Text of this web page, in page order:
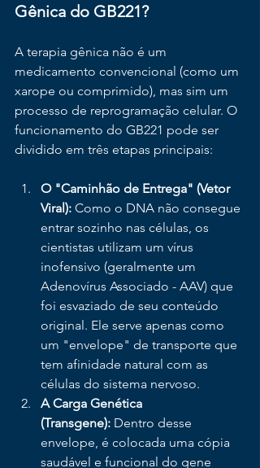
Gênica do GB221?
A terapia gênica não é um
medicamento convencional (como um
xarope ou comprimido), mas sim um
processo de reprogramação celular. O
funcionamento do GB221 pode ser
dividido em três etapas principais:
O "Caminhão de Entrega" (Vetor
Viral): Como o DNA não consegue
entrar sozinho nas células, os
cientistas utilizam um vírus
inofensivo (geralmente um
Adenovírus Associado - AAV) que
foi esvaziado de seu conteúdo
original. Ele serve apenas como
um "envelope" de transporte que
tem afinidade natural com as
células do sistema nervoso.
A Carga Genética
(Transgene): Dentro desse
envelope, é colocada uma cópia
saudável e funcional do gene